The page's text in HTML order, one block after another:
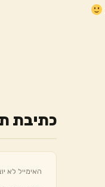
כתיבת
האימייל לא